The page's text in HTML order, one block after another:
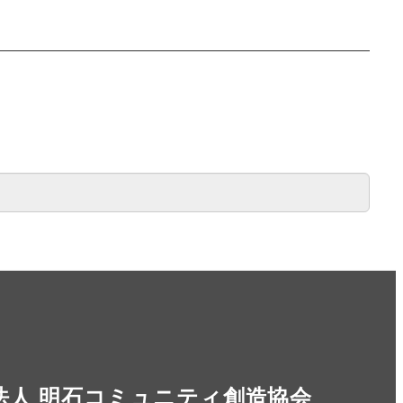
人 明石コミュニティ創造協会